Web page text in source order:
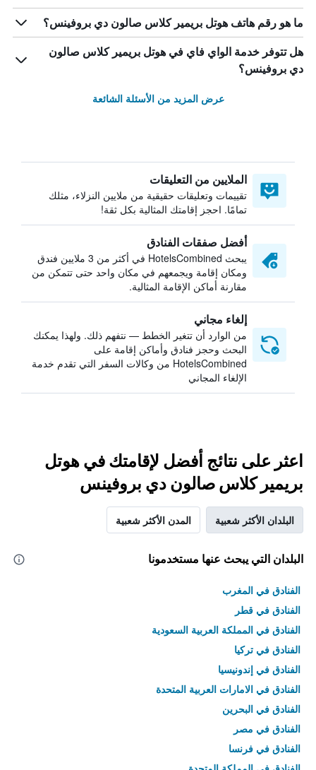
ما هو رقم هاتف هوتل بريمير كلاس صالون دي بروفينس؟
هل تتوفر خدمة الواي فاي في هوتل بريمير كلاس صالون
دي بروفينس؟
عرض المزيد من الأسئلة الشائعة
الملايين من التعليقات
تقييمات وتعليقات حقيقية من ملايين النزلاء، مثلك
تمامًا. احجز إقامتك المثالية بكل ثقة!
أفضل صفقات الفنادق
يبحث HotelsCombined في أكثر من 3 ملايين فندق
ومكان إقامة ويجمعهم في مكان واحد حتى تتمكن من
مقارنة أماكن الإقامة المثالية.
إلغاء مجاني
من الوارد أن تتغير الخطط — نتفهم ذلك. ولهذا يمكنك
البحث وحجز فنادق وأماكن إقامة على
HotelsCombined من وكالات السفر التي تقدم خدمة
الإلغاء المجاني
اعثر على نتائج أفضل لإقامتك في هوتل
بريمير كلاس صالون دي بروفينس
البلدان الأكثر شعبية المدن الأكثر شعبية
البلدان التي يبحث عنها مستخدمونا
الفنادق في المغرب
الفنادق في قطر
الفنادق في المملكة العربية السعودية
الفنادق في تركيا
الفنادق في إندونيسيا
الفنادق في الامارات العربية المتحدة
الفنادق في البحرين
الفنادق في مصر
الفنادق في فرنسا